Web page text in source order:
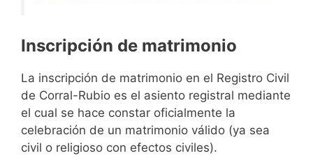
Inscripción de matrimonio
La inscripción de matrimonio en el Registro Civil
de Corral-Rubio es el asiento registral mediante
el cual se hace constar oficialmente la
celebración de un matrimonio válido (ya sea
civil o religioso con efectos civiles).